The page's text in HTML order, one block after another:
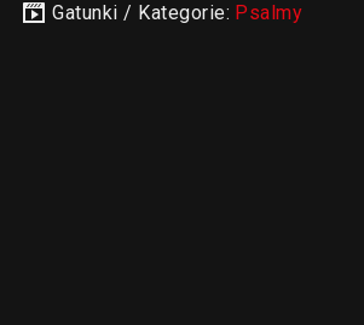
Gatunki / Kategorie: Psalmy